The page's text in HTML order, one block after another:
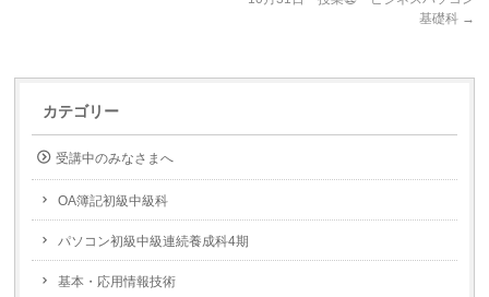
基礎科 →
カテゴリー
受講中のみなさまへ
OA簿記初級中級科
パソコン初級中級連続養成科4期
基本・応用情報技術